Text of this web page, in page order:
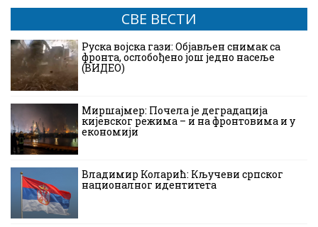
СВЕ ВЕСТИ
Руска војска гази: Објављен снимак са
фронта, ослобођено још једно насеље
(ВИДЕО)
Миршајмер: Почела је деградација
кијевског режима – и на фронтовима и у
економији
Владимир Коларић: Кључеви српског
националног идентитета